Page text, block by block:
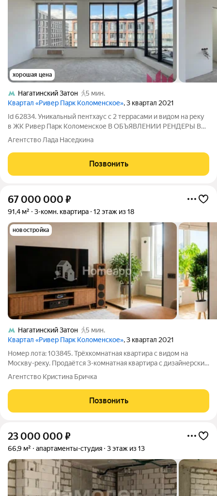
хорошая цена
Нагатинский Затон
5 мин.
Квартал «Ривер Парк Коломенское», 3 квартал 2021
Id 62834. Уникальный пентхаус с 2 террасами и видом на реку
в ЖК Ривер Парк Коломенское В ОБЪЯВЛЕНИИ РЕНДЕРЫ В
квартире сделан частичный ремонт, есть полноценный
дизайн-проект, закуплено множество материалов для
завершения ремонта. Планировка: -
Агентство Лада Наседкина
Позвонить
67 000 000 ₽
91,4 м² 3-комн. квартира 12 этаж из 18
новостройка
Нагатинский Затон
5 мин.
Квартал «Ривер Парк Коломенское», 3 квартал 2021
Номер лота: 103845. Трёхкомнатная квартира с видом на
Москву-реку. Продаётся 3-комнатная квартира с дизайнерским
ремонтом в современном доме 2021 года. Пространство для
тех, кто ценит свет, виды, качественные материалы и комфорт,
который ощущается с
Агентство Кристина Бричка
Позвонить
23 000 000 ₽
66,9 м² апартаменты-студия 3 этаж из 13